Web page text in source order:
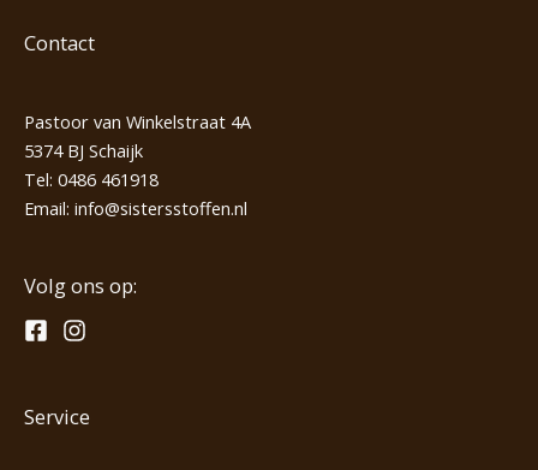
Contact
Pastoor van Winkelstraat 4A
5374 BJ Schaijk
Tel: 0486 461918
Email: info@sistersstoffen.nl
Volg ons op:
Service